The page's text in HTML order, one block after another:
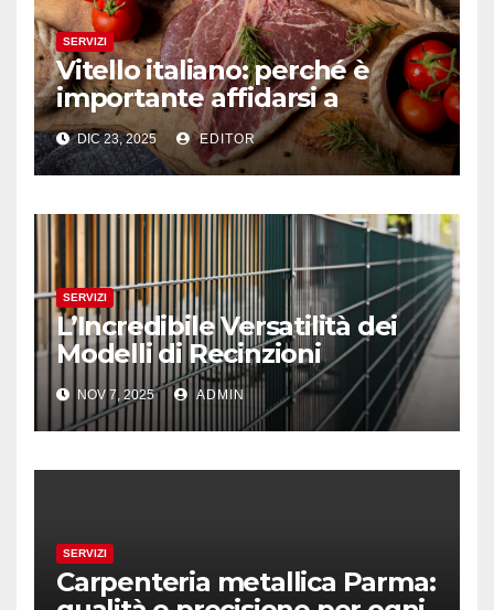
SERVIZI
Vitello italiano: perché è
importante affidarsi a
professionisti del settore
DIC 23, 2025 EDITOR
SERVIZI
L’Incredibile Versatilità dei
Modelli di Recinzioni
Modulari: Dal LA01 al LA08
NOV 7, 2025 ADMIN
SERVIZI
Carpenteria metallica Parma: